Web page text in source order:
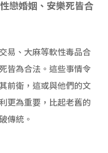
戀婚姻、安樂死皆合
易、大麻等軟性毒品合
皆為合法。這些事情令
前衛，這或與他們的文
更為重要，比起老舊的
傳統。